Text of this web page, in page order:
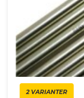
2 VARIANTER